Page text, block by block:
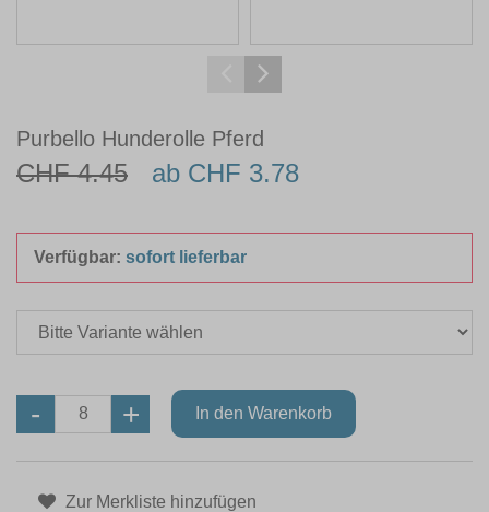
Purbello Hunderolle Pferd
CHF 4.45 ab CHF 3.78
Verfügbar: sofort lieferbar
Zur Merkliste hinzufügen